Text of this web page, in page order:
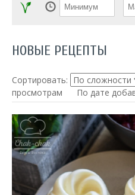
НОВЫЕ РЕЦЕПТЫ
Сортировать:
просмотрам
По дате